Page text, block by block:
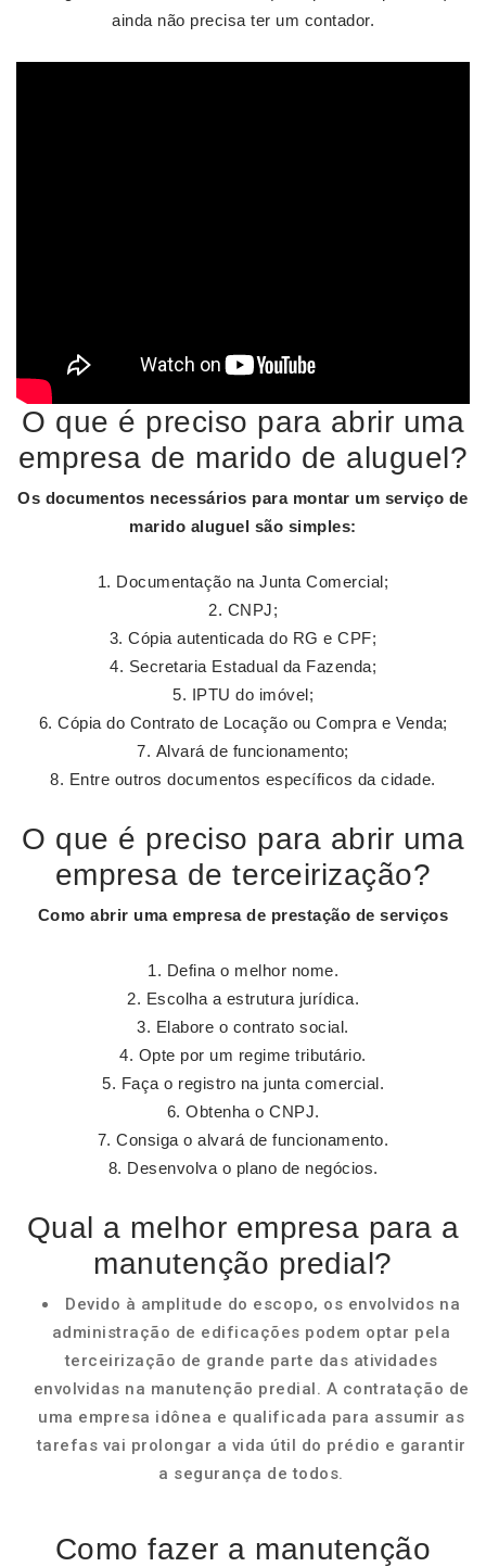
ainda não precisa ter um contador.
O que é preciso para abrir uma
empresa de marido de aluguel?
Os documentos necessários para montar um serviço de
marido aluguel são simples:
Documentação na Junta Comercial;
CNPJ;
Cópia autenticada do RG e CPF;
Secretaria Estadual da Fazenda;
IPTU do imóvel;
Cópia do Contrato de Locação ou Compra e Venda;
Alvará de funcionamento;
Entre outros documentos específicos da cidade.
O que é preciso para abrir uma
empresa de terceirização?
Como abrir uma empresade prestação deserviços
Defina o melhor nome.
Escolha a estrutura jurídica.
Elabore o contrato social.
Opte por um regime tributário.
Faça o registro na junta comercial.
Obtenha o CNPJ.
Consiga o alvará de funcionamento.
Desenvolva o plano de negócios.
Qual a melhor empresa para a
manutenção predial?
Devido à amplitude do escopo, os envolvidos na
administração de edificações podem optar pela
terceirização de grande parte das atividades
envolvidas na manutenção predial. A contratação de
uma empresa idônea e qualificada para assumir as
tarefas vai prolongar a vida útil do prédio e garantir
a segurança de todos.
Como fazer a manutenção